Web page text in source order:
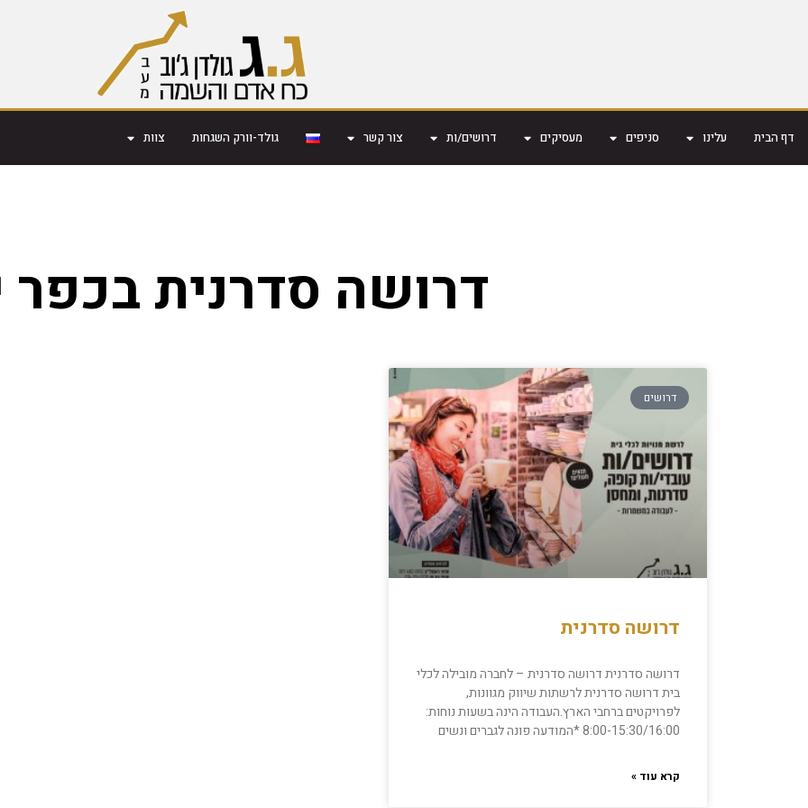
דף הבית עלינו סניפים מעסיקים דרושים/ות צור קשר גולד-וורק השגחות צוות
דרושה סדרנית בכפר
דרושים
דרושה סדרנית
דרושה סדרנית דרושה סדרנית – לחברה מובילה לכלי
בית דרושה סדרנית לרשתות שיווק מגוונות,
לפרויקטים ברחבי הארץ.העבודה הינה בשעות נוחות:
8:00-15:30/16:00 *המודעה פונה לגברים ונשים
קרא עוד »